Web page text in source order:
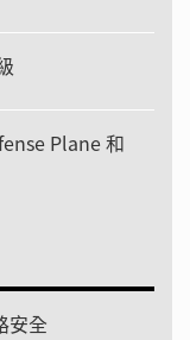
Plane 和
安全